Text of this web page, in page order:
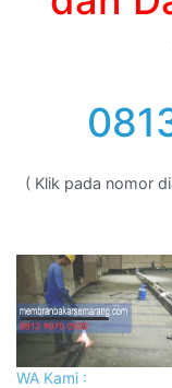
( Klik pada nomor
WA Kami :